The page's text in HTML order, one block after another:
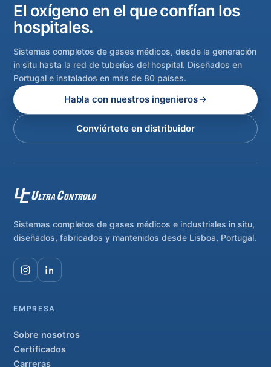
El oxígeno en el que confían los
hospitales.
Sistemas completos de gases médicos, desde la generación
in situ hasta la red de tuberías del hospital. Diseñados en
Portugal e instalados en más de 80 países.
Habla con nuestros ingenieros
Conviértete en distribuidor
Sistemas completos de gases médicos e industriales in situ,
diseñados, fabricados y mantenidos desde Lisboa, Portugal.
EMPRESA
Sobre nosotros
Certificados
Carreras